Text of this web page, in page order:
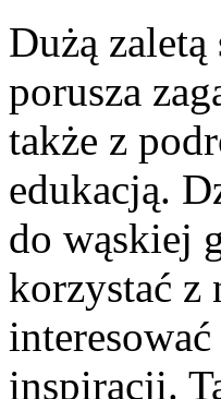
Dużą
porusza
także z
edukacją.
do wąskiej
korzystać z
inspiracji.